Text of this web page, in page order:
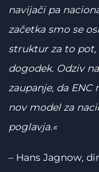
navijači pa
začetka smo se
struktur za to pot,
dogodek. Odziv
zaupanje, da
nov model za
poglavja.«
– Hans Jagnow,